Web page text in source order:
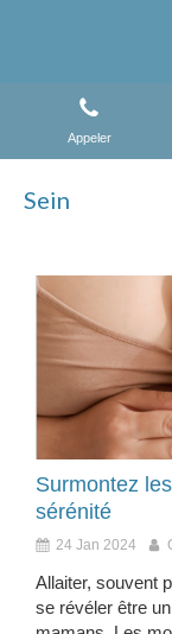
Appeler
Sein
Surmontez
sérénité
24 Jan 2024
Allaiter, souvent
se révéler être